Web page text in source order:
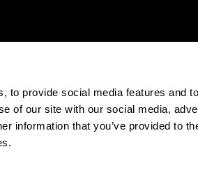
to provide social media features and
of our site with our social media,
information that you’ve provided to
con el fin de ofrecer a un médico información
se pueden utilizar como ayuda para
un diagnóstico médico de ningún tipo. Un
posibles factores. De acuerdo al uso indicado,
en cualquier campo de investigación
por el centro de investigación y será una
de investigación en virtud de lo dispuesto en la